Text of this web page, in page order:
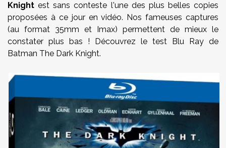
Knight est sans conteste l'une des plus belles copies
proposées à ce jour en vidéo. Nos fameuses captures
(au format 35mm et Imax) permettent de mieux le
constater plus bas ! Découvrez le test Blu Ray de
Batman The Dark Knight.